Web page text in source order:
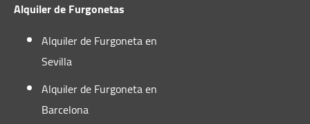
Alquiler de Furgonetas
Alquiler de Furgoneta en
Sevilla
Alquiler de Furgoneta en
Barcelona